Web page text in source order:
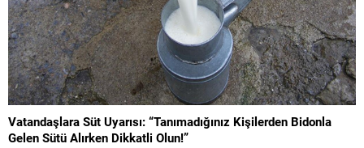
Vatandaşlara Süt Uyarısı: “Tanımadığınız Kişilerden Bidonla
Gelen Sütü Alırken Dikkatli Olun!”